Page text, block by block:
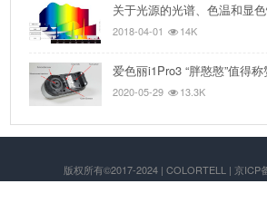
关于光源的光谱、色温和显
2018-04-01 14K
爱色丽i1Pro3 “胖憨憨”值得
2020-05-29 13.3K
版权所有©2017-2024 | COLORTELL | 京ICP